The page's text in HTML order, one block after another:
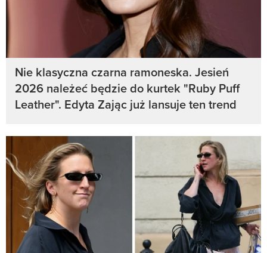
Nie klasyczna czarna ramoneska. Jesień
2026 należeć będzie do kurtek "Ruby Puff
Leather". Edyta Zając już lansuje ten trend